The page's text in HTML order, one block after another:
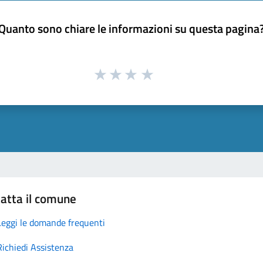
sono chiare le informazioni su questa
il comune
le domande frequenti
Assistenza